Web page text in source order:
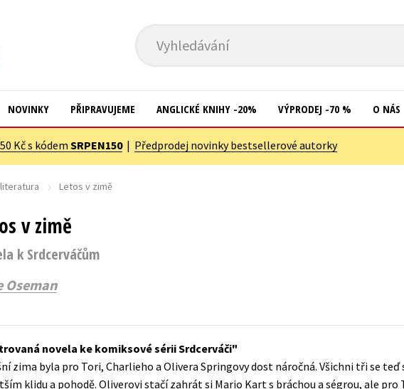
Vyhledávání
Cestování
Dárkové publikace
Digitální fotografie
Esoterika a duchovní svět
Historie a military
Jazyky
Kalendáře
Populárně - naučná pro dospělé
Populárně - naučné pro děti
Předškoláci
Zahraniční
NOVINKY PŘIPRAVUJEME ANGLICKÉ KNIHY -20% VÝPRODEJ -70 % O NÁS
Kč s kódem SRPEN150| Předprodej novinky bestsellerové autorky
Letos v zimě
v zimě
k Srdcerváčům
Oseman
novela ke komiksové sérii Srdcerváči
zima byla pro Tori, Charlieho a Olivera Springovy dost náročná. Všichni tři se teď
klidu a pohodě. Oliverovi stačí zahrát si Mario Kart s bráchou a ségrou, ale